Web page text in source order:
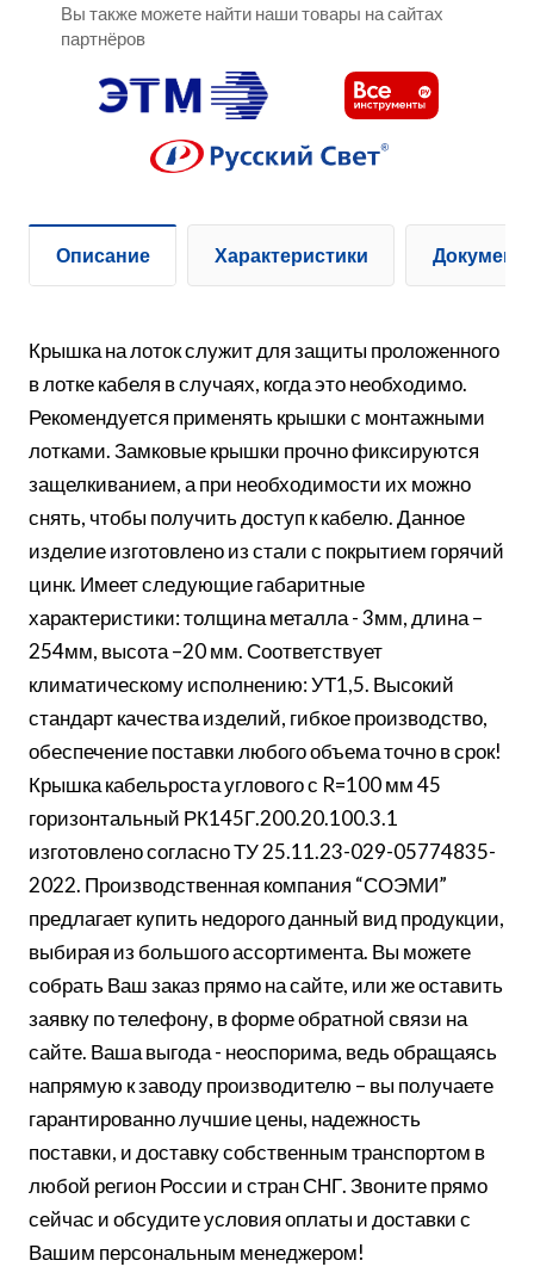
Вы также можете найти наши товары на сайтах
партнёров
Описание Характеристики
Крышка на лоток служит для защиты проложенного
в лотке кабеля в случаях, когда это необходимо.
Рекомендуется применять крышки с монтажными
лотками. Замковые крышки прочно фиксируются
защелкиванием, а при необходимости их можно
снять, чтобы получить доступ к кабелю. Данное
изделие изготовлено из стали с покрытием горячий
цинк. Имеет следующие габаритные
характеристики: толщина металла - 3мм, длина –
254мм, высота –20 мм. Соответствует
климатическому исполнению: УТ1,5. Высокий
стандарт качества изделий, гибкое производство,
обеспечение поставки любого объема точно в срок!
Крышка кабельроста углового с R=100 мм 45
горизонтальный РК145Г.200.20.100.3.1
изготовлено согласно ТУ 25.11.23-029-05774835-
2022. Производственная компания “СОЭМИ”
предлагает купить недорого данный вид продукции,
выбирая из большого ассортимента. Вы можете
собрать Ваш заказ прямо на сайте, или же оставить
заявку по телефону, в форме обратной связи на
сайте. Ваша выгода - неоспорима, ведь обращаясь
напрямую к заводу производителю – вы получаете
гарантированно лучшие цены, надежность
поставки, и доставку собственным транспортом в
любой регион России и стран СНГ. Звоните прямо
сейчас и обсудите условия оплаты и доставки с
Вашим персональным менеджером!